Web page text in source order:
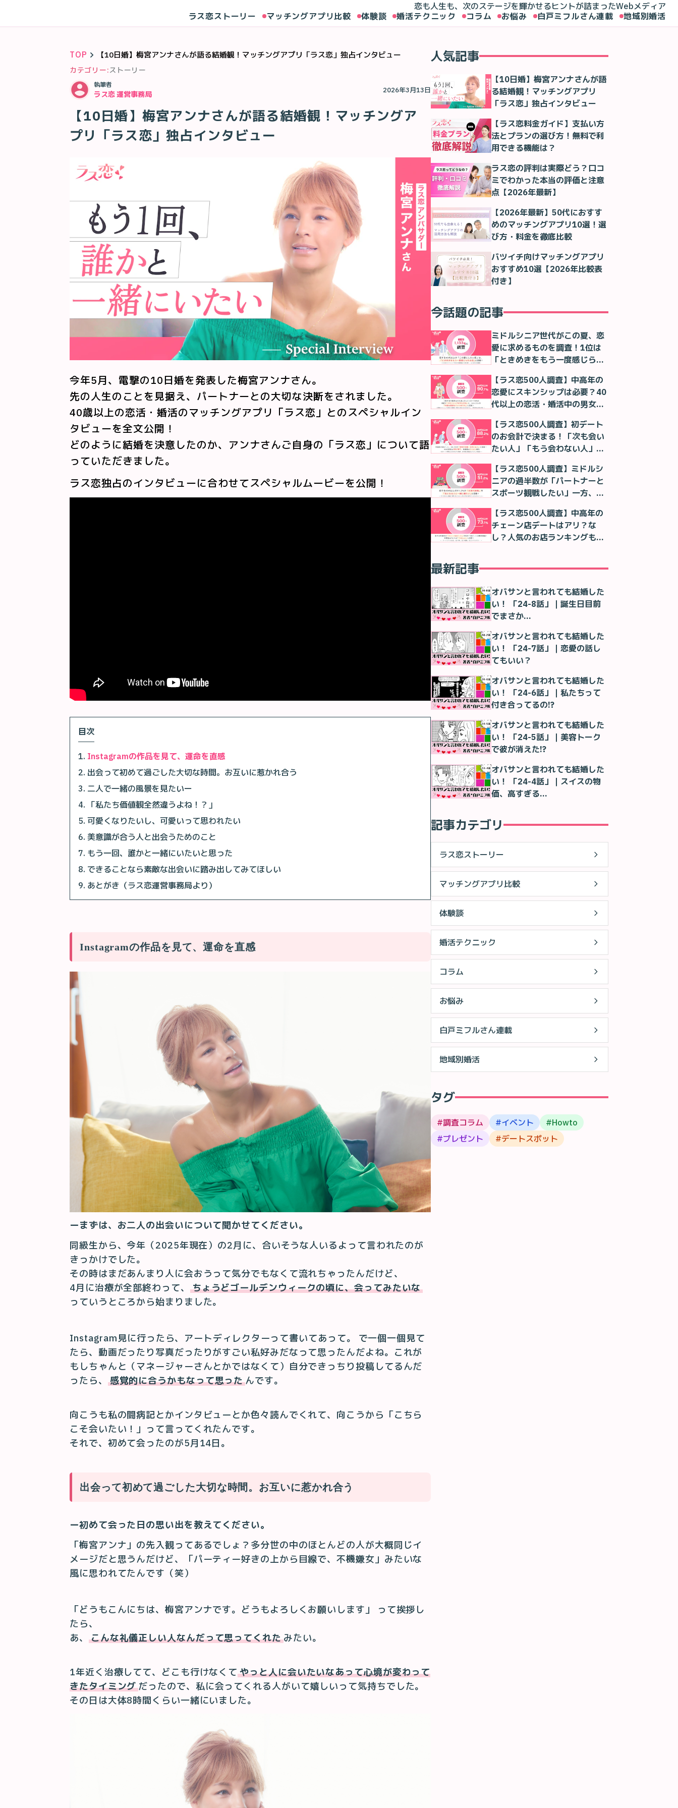
恋も人生も、次のステージを輝かせるヒントが詰まったWebメディア
ラス恋ストーリー
マッチングアプリ比較 体験談 婚活テクニック コラム お悩み 白戸ミフルさん連載 地域別婚活
TOP 【10日婚】梅宮アンナさんが語る結婚観！マッチングアプリ「ラス恋」独占インタビュー
カテゴリー:ストーリー
執筆者
ラス恋 運営事務局 2026年3月13日
【10日婚】梅宮アンナさんが語る結婚観！マッチングア
プリ「ラス恋」独占インタビュー
今年5月、電撃の10日婚を発表した梅宮アンナさん。
先の人生のことを見据え、パートナーとの大切な決断をされました。
40歳以上の恋活・婚活のマッチングアプリ「ラス恋」とのスペシャルイン
タビューを全文公開！
どのように結婚を決意したのか、アンナさんご自身の「ラス恋」について語
っていただきました。
ラス恋独占のインタビューに合わせてスペシャルムービーを公開！
目次
Instagramの作品を見て、運命を直感
出会って初めて過ごした大切な時間。お互いに惹かれ合う
二人で一緒の風景を見たいー
「私たち価値観全然違うよね！？」
可愛くなりたいし、可愛いって思われたい
美意識が合う人と出会うためのこと
もう一回、誰かと一緒にいたいと思った
できることなら素敵な出会いに踏み出してみてほしい
あとがき（ラス恋運営事務局より）
Instagramの作品を見て、運命を直感
ーまずは、お二人の出会いについて聞かせてください。
同級生から、今年（2025年現在）の2月に、合いそうな人いるよって言われたのが
きっかけでした。
その時はまだあんまり人に会おうって気分でもなくて流れちゃったんだけど、
4月に治療が全部終わって、
ちょうどゴールデンウィークの頃に、会ってみたいな
っていうところから始まりました。
Instagram見に行ったら、アートディレクターって書いてあって。 で一個一個見て
たら、動画だったり写真だったりがすごい私好みだなって思ったんだよね。これが
もしちゃんと（マネージャーさんとかではなくて）自分できっちり投稿してるんだ
ったら、
感覚的に合うかもなって思った んです。
向こうも私の闘病記とかインタビューとか色々読んでくれて、向こうから「こちら
こそ会いたい！」って言ってくれたんです。
それで、初めて会ったのが5月14日。
出会って初めて過ごした大切な時間。お互いに惹かれ合う
ー初めて会った日の思い出を教えてください。
「梅宮アンナ」の先入観ってあるでしょ？多分世の中のほとんどの人が大概同じイ
メージだと思うんだけど、「パーティー好きの上から目線で、不機嫌女」みたいな
風に思われてたんです（笑）
「どうもこんにちは、梅宮アンナです。どうもよろしくお願いします」 って挨拶し
たら、
あ、
こんな礼儀正しい人なんだって思ってくれたみたい。
1年近く治療してて、どこも行けなくてやっと人に会いたいなあって心境が変わって
きたタイミング だったので、私に会ってくれる人がいて嬉しいって気持ちでした。
その日は大体8時間くらい一緒にいました。
人気記事
【10日婚】梅宮アンナさんが語
る結婚観！マッチングアプリ
「ラス恋」独占インタビュー
【ラス恋料金ガイド】支払い方
法とプランの選び方！無料で利
用できる機能は？
ラス恋の評判は実際どう？口コ
ミでわかった本当の評価と注意
点【2026年最新】
【2026年最新】50代におすす
めのマッチングアプリ10選！選
び方・料金を徹底比較
バツイチ向けマッチングアプリ
おすすめ10選【2026年比較表
付き】
今話題の記事
ミドルシニア世代がこの夏、恋
愛に求めるものを調査！1位は
「ときめきをもう一度感じられ
【ラス恋500人調査】中高年の
恋愛にスキンシップは必要？40
代以上の恋活・婚活中の男女の
【ラス恋500人調査】初デート
のお会計で決まる！「次も会い
たい人」「もう会わない人」が
【ラス恋500人調査】ミドルシ
ニアの過半数が「パートナーと
スポーツ観戦したい」一方、実
【ラス恋500人調査】中高年の
チェーン店デートはアリ？な
し？人気のお店ランキングも紹
最新記事
オバサンと言われても結婚した
い！ 「24-8話」｜誕生日目前
でまさか…
オバサンと言われても結婚した
い！ 「24-7話」｜恋愛の話し
てもいい？
オバサンと言われても結婚した
い！ 「24-6話」｜私たちって
付き合ってるの!?
オバサンと言われても結婚した
い！ 「24-5話」｜美容トーク
で彼が消えた!?
オバサンと言われても結婚した
い！ 「24-4話」｜スイスの物
価、高すぎる…
記事カテゴリ
ラス恋ストーリー
マッチングアプリ比較
体験談
婚活テクニック
コラム
お悩み
白戸ミフルさん連載
地域別婚活
タグ
#調査コラム #イベント #Howto
#プレゼント #デートスポット